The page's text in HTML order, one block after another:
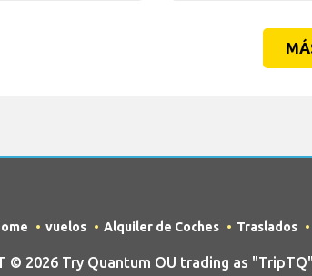
vuelos Alquiler de Coches Traslados
© 2026 Try Quantum OU trading as